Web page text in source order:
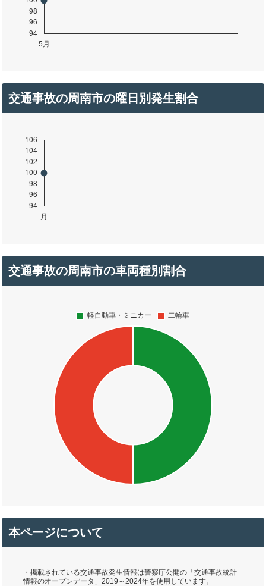
交通事故の周南市の曜日別発生割合
交通事故の周南市の車両種別割合
本ページについて
・掲載されている交通事故発生情報は警察庁公開の「交通事故統計
情報のオープンデータ」2019～2024年を使用しています。